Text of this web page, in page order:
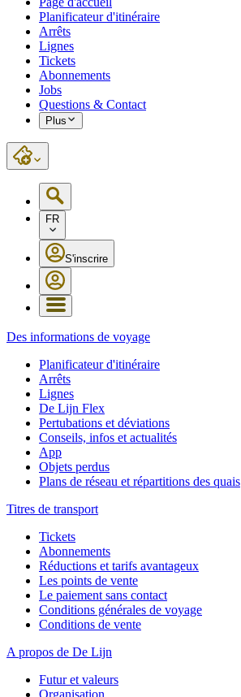
Planificateur d'itinéraire
Arrêts
Lignes
Tickets
Abonnements
Jobs
Questions & Contact
Plus
FR
S'inscrire
Des informations de voyage
Planificateur d'itinéraire
Arrêts
Lignes
De Lijn Flex
Pertubations et déviations
Conseils, infos et actualités
App
Objets perdus
Plans de réseau et répartitions des quais
Titres de transport
Tickets
Abonnements
Réductions et tarifs avantageux
Les points de vente
Le paiement sans contact
Conditions générales de voyage
Conditions de vente
A propos de De Lijn
Futur et valeurs
Organisation